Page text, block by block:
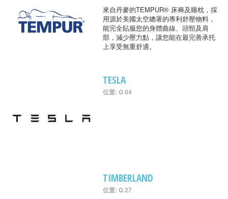
來自丹麥的TEMPUR® 床褥及睡枕，採
用源於美國太空總署的專利舒壓物料，
能完全貼服您的身體曲線、頭頸及肩
部，減少壓力點，讓您能在最完善承托
上享受無重舒適。
TESLA
位置: G 04
TIMBERLAND
位置: G 27